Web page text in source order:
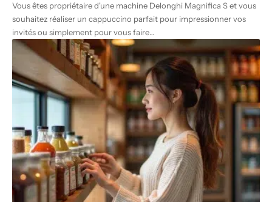
Vous êtes propriétaire d'une machine Delonghi Magnifica S et vous
souhaitez réaliser un cappuccino parfait pour impressionner vos
invités ou simplement pour vous faire…